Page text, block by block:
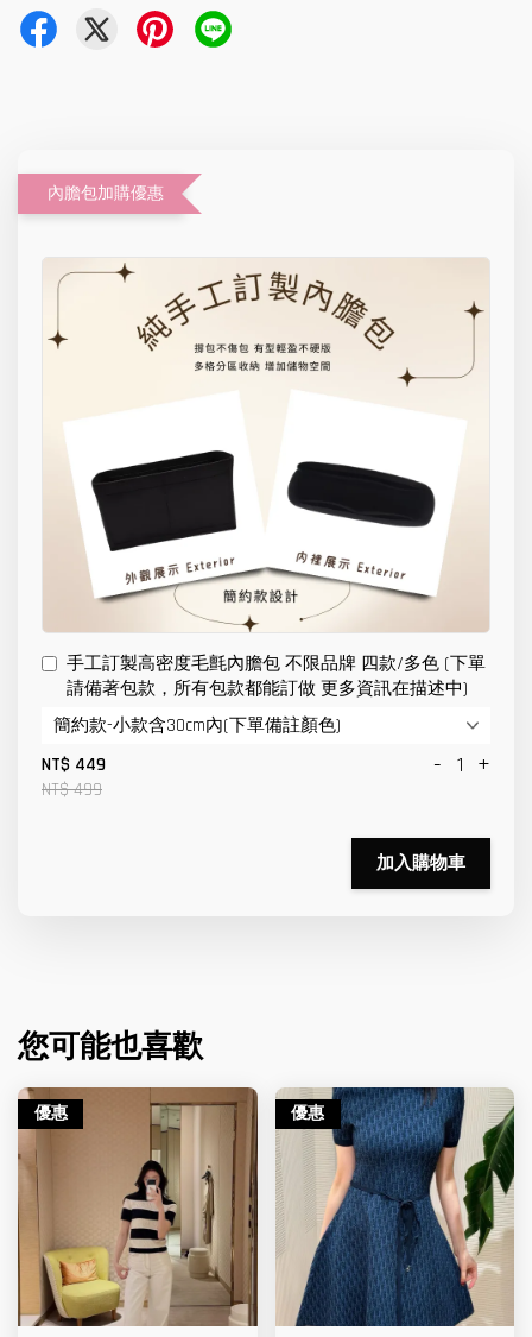
內膽包加購優惠
手工訂製高密度毛氈內膽包 不限品牌 四款/多色 (下單
請備著包款，所有包款都能訂做 更多資訊在描述中)
NT$ 449
NT$ 499
- +
加入購物車
您可能也喜歡
優惠 優惠